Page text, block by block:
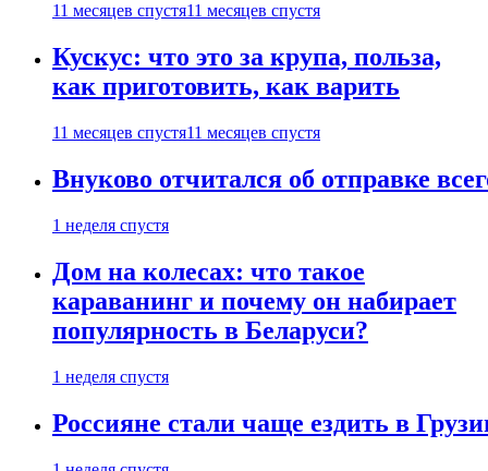
11 месяцев спустя11 месяцев спустя
Кускус: что это за крупа, польза,
как приготовить, как варить
11 месяцев спустя11 месяцев спустя
Внуково отчитался об отправке
1 неделя спустя
Дом на колесах: что такое
караванинг и почему он набирает
популярность в Беларуси?
1 неделя спустя
Россияне стали чаще ездить в